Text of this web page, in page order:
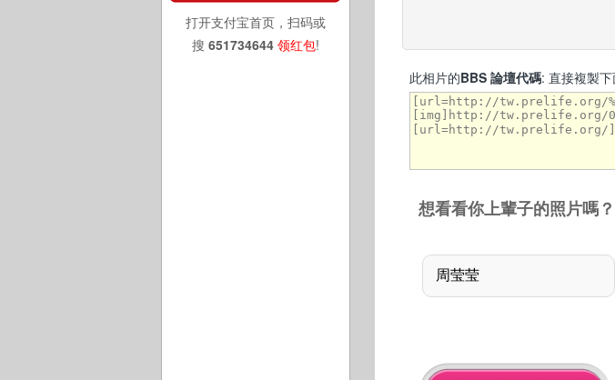
打开支付宝首页，扫码或
搜 651734644 领红包!
此相片的BBS 論壇代碼: 直接複製
想看看你上輩子的照片嗎